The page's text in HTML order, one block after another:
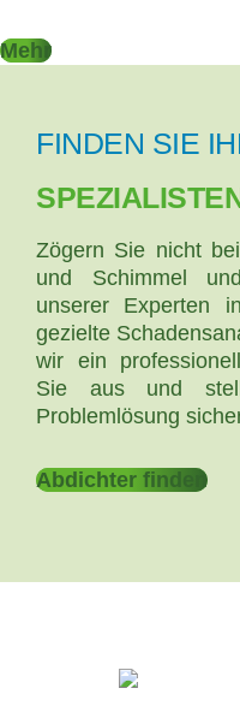
Mehr
FINDEN SIE
Zögern Sie nicht
und Schimmel
unserer Experten
gezielte
wir ein
Sie aus und
Problemlösung
Abdichter finden